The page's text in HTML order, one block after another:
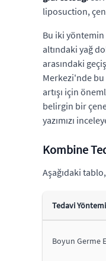
liposuction,
Bu iki
altındaki yağ
arasındaki
Merkezi'nde bu
artışı için
belirgin bir
yazımızı
Kombine
Aşağıdaki
Tedavi Yöntemi
Boyun Germe